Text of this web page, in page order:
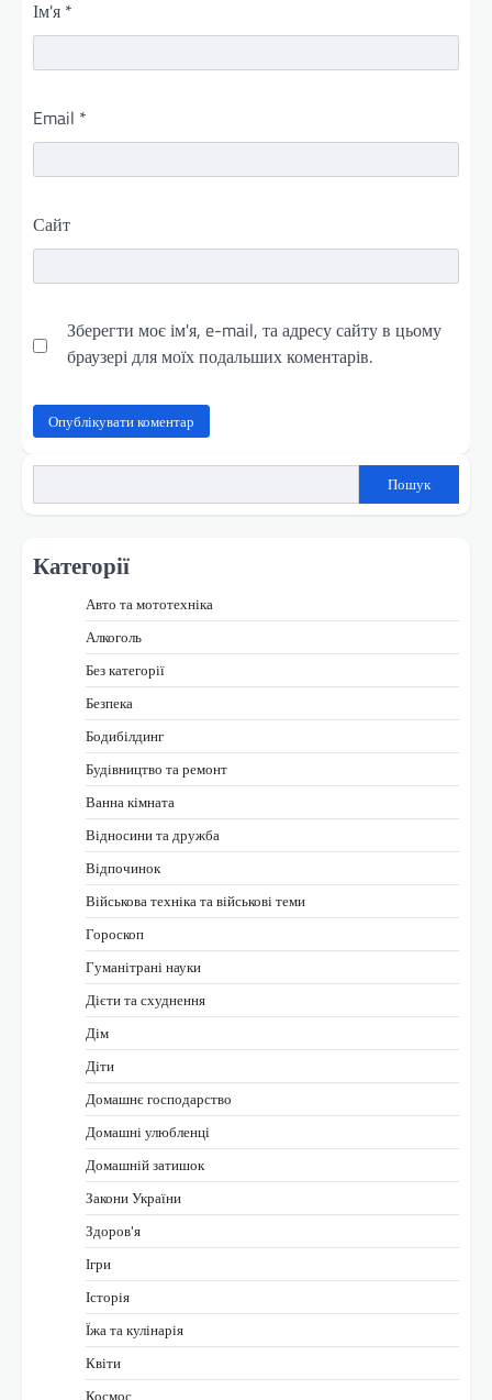
Ім'я *
Email *
Сайт
Зберегти моє ім'я, e-mail, та адресу сайту в цьому
браузері для моїх подальших коментарів.
Пошук
Категорії
Авто та мототехніка
Алкоголь
Без категорії
Безпека
Бодибілдинг
Будівництво та ремонт
Ванна кімната
Відносини та дружба
Відпочинок
Військова техніка та військові теми
Гороскоп
Гуманітрані науки
Дієти та схуднення
Дім
Діти
Домашнє господарство
Домашні улюбленці
Домашній затишок
Закони України
Здоров'я
Ігри
Історія
Їжа та кулінарія
Квіти
Космос